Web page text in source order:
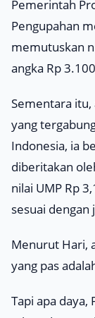
Pemerintah
Pengupahan
memutuskan
angka Rp
Sementara itu,
yang
Indonesia, ia
diberitakan
nilai UMP Rp
sesuai
Menurut Hari,
yang pas
Tapi apa